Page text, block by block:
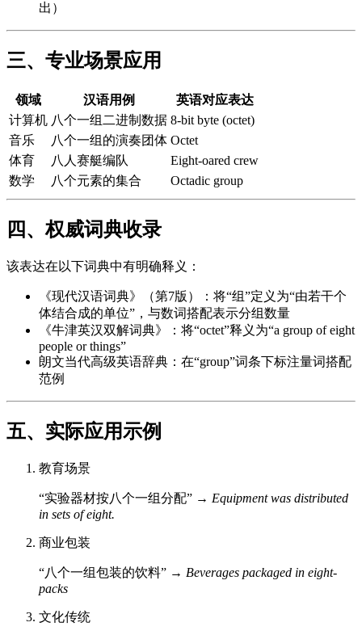
出）
三、专业场景应用
领域 汉语用例
英语对应表达
计算机 八个一组二进制数据 8-bit byte (octet)
音乐
八个一组的演奏团体 Octet
体育
八人赛艇编队
Eight-oared crew
数学
八个元素的集合 Octadic group
四、权威词典收录
该表达在以下词典中有明确释义：
《现代汉语词典》（第7版）：将“组”定义为“由若干个
体结合成的单位”，与数词搭配表示分组数量
《牛津英汉双解词典》：将“octet”释义为“a group of eight
people or things”
朗文当代高级英语辞典：在“group”词条下标注量词搭配
范例
五、实际应用示例
教育场景
“实验器材按八个一组分配” → Equipment was distributed
in sets of eight.
商业包装
“八个一组包装的饮料” → Beverages packaged in eight-
packs
文化传统